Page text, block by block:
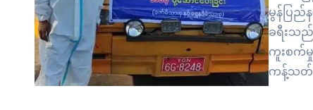
မွန်ပြည်
ခရီးသ
ကူးစက်မှု
ကန့်သတ်